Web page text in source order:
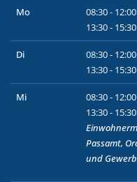
Mo
08:30 -
13:30 -
Di
08:30 -
13:30 -
Mi
08:30 -
13:30 -
Passamt,
und